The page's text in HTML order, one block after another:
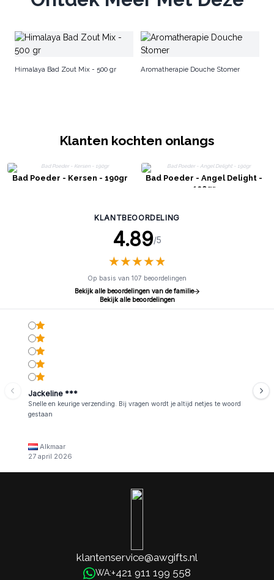
Himalaya Bad Zout Mix - 500 gr Aromatherapie Douche Stomer
Klanten kochten onlangs
Bad Poeder - Kersen - 190gr
Bad Poeder - Angel Delight -
190gr
KLANTBEOORDELING
4.89/5
★★★★★
★★★★★
Op basis van 107 beoordelingen
Bekijk alle beoordelingen van de familie
Bekijk alle beoordelingen
Jackeline ***
Snelle en keurige verzending. Bij vragen wordt je altijd netjes te woord
gestaan
Alkmaar
27 april 2026
klantenservice@awgifts.nl
WA:+421 911 199 558